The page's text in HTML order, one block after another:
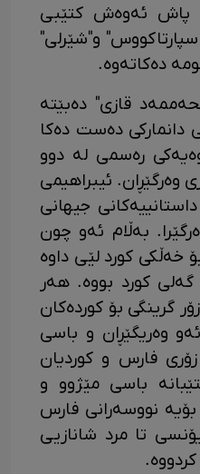
پاش ئه‌وه‌ش کتێبی
سپارتاکووس" و"شێرلی"
ده‌کاته‌وه‌.
قازی" ده‌بێته‌
دانمارکی ده‌ست ده‌کا
ره‌سمی له‌ دوو
وەرگێڕان‌. ئیبراهیمی
جیهانی
به‌ڵام ئه‌و چون
خه‌ڵکی کورد لێی داوه‌
کورد بووه‌. هه‌ر
10 کتێبی زۆر گرینگی بۆ کورده‌کان
وه‌ریگێڕان و باسی
فارس و کوردیان
باسی مێژوو و
نووسه‌رانی فارس
تا مرد شانازیی